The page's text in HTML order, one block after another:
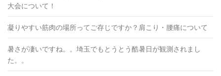
大会について！
凝りやすい筋肉の場所ってご存じですか？肩こり・腰痛について
暑さが凄いですね。。埼玉でもとうとう酷暑日が観測されまし
た。。